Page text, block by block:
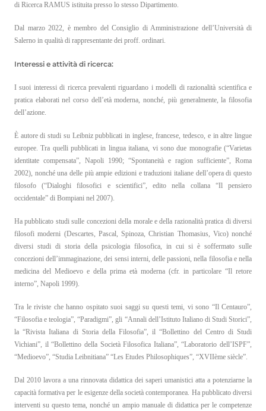
di Ricerca RAMUS istituita presso lo stesso Dipartimento.
Dal marzo 2022, è membro del Consiglio di Amministrazione dell’Università di
Salerno in qualità di rappresentante dei proff. ordinari.
Interessi e attività di ricerca:
I suoi interessi di ricerca prevalenti riguardano i modelli di razionalità scientifica e
pratica elaborati nel corso dell’età moderna, nonché, più generalmente, la filosofia
dell’azione.
È autore di studi su Leibniz pubblicati in inglese, francese, tedesco, e in altre lingue
europee. Tra quelli pubblicati in lingua italiana, vi sono due monografie (“Varietas
identitate compensata”, Napoli 1990; “Spontaneità e ragion sufficiente”, Roma
2002), nonché una delle più ampie edizioni e traduzioni italiane dell’opera di questo
filosofo (“Dialoghi filosofici e scientifici”, edito nella collana “Il pensiero
occidentale” di Bompiani nel 2007).
Ha pubblicato studi sulle concezioni della morale e della razionalità pratica di diversi
filosofi moderni (Descartes, Pascal, Spinoza, Christian Thomasius, Vico) nonché
diversi studi di storia della psicologia filosofica, in cui si è soffermato sulle
concezioni dell’immaginazione, dei sensi interni, delle passioni, nella filosofia e nella
medicina del Medioevo e della prima età moderna (cfr. in particolare “Il retore
interno”, Napoli 1999).
Tra le riviste che hanno ospitato suoi saggi su questi temi, vi sono “Il Centauro”,
“Filosofia e teologia”, “Paradigmi”, gli “Annali dell’Istituto Italiano di Studi Storici”,
la “Rivista Italiana di Storia della Filosofia”, il “Bollettino del Centro di Studi
Vichiani”, il “Bollettino della Società Filosofica Italiana”, “Laboratorio dell’ISPF”,
“Medioevo”, “Studia Leibnitiana” “Les Etudes Philosophiques”, “XVIIème siècle”.
Dal 2010 lavora a una rinnovata didattica dei saperi umanistici atta a potenziarne la
capacità formativa per le esigenze della società contemporanea. Ha pubblicato diversi
interventi su questo tema, nonché un ampio manuale di didattica per le competenze